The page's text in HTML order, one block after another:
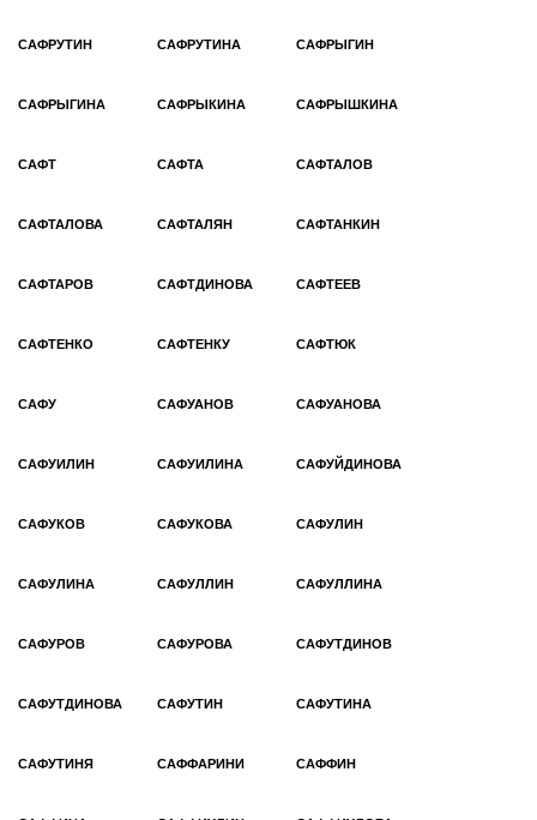
САФРУТИН САФРУТИНА САФРЫГИН
САФРЫГИНА САФРЫКИНА САФРЫШКИНА
САФТ САФТА САФТАЛОВ
САФТАЛОВА САФТАЛЯН САФТАНКИН
САФТАРОВ САФТДИНОВА САФТЕЕВ
САФТЕНКО САФТЕНКУ САФТЮК
САФУ САФУАНОВ САФУАНОВА
САФУИЛИН САФУИЛИНА САФУЙДИНОВА
САФУКОВ САФУКОВА САФУЛИН
САФУЛИНА САФУЛЛИН САФУЛЛИНА
САФУРОВ САФУРОВА САФУТДИНОВ
САФУТДИНОВА САФУТИН САФУТИНА
САФУТИНЯ САФФАРИНИ САФФИН